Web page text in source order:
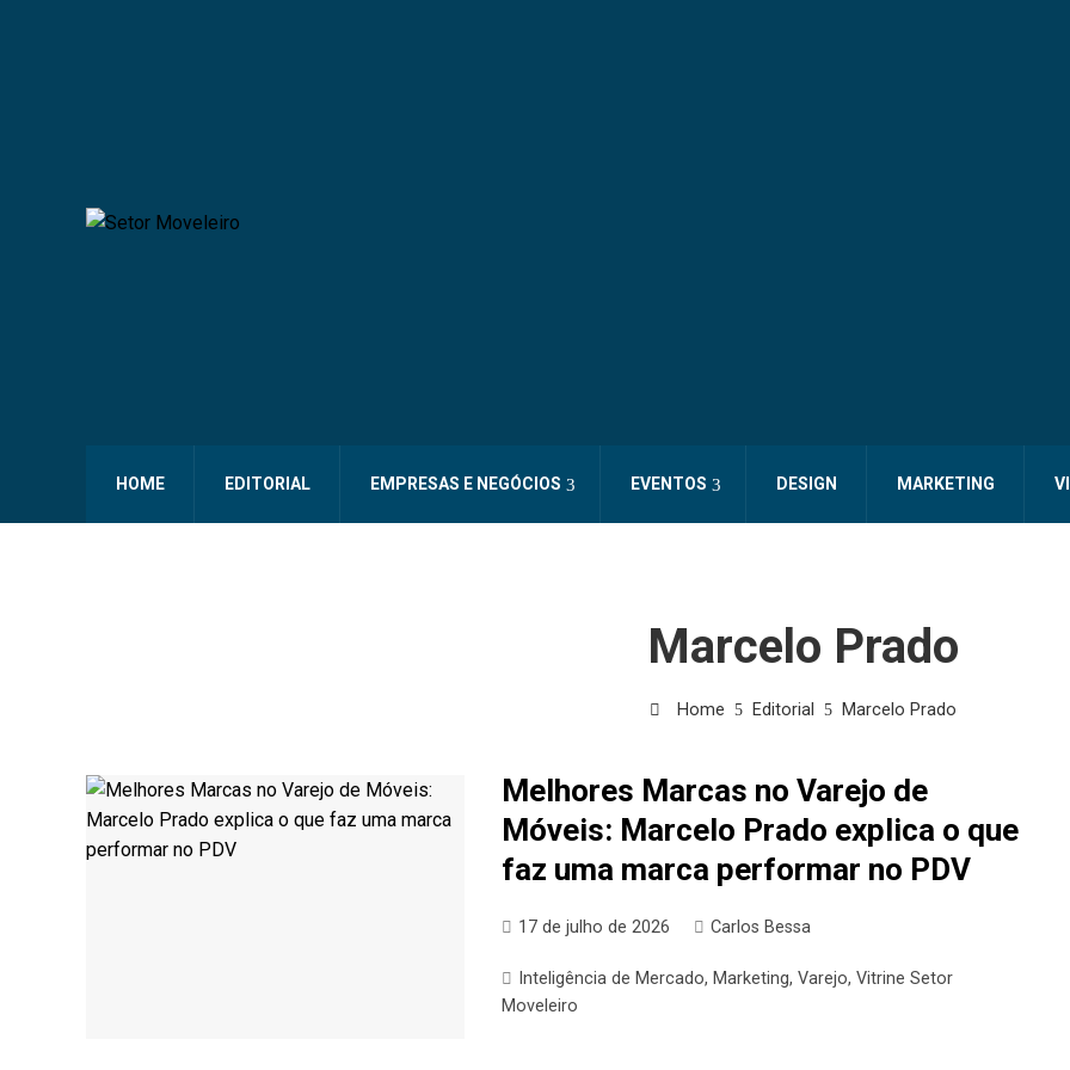
HOME EDITORIAL EMPRESAS E NEGÓCIOS EVENTOS DESIGN MARKETING
Marcelo Prado
Home Editorial Marcelo Prado
Melhores Marcas no Varejo de
Móveis: Marcelo Prado explica o que
faz uma marca performar no PDV
17 de julho de 2026 Carlos Bessa
Inteligência de Mercado, Marketing,Varejo,Vitrine Setor
Moveleiro